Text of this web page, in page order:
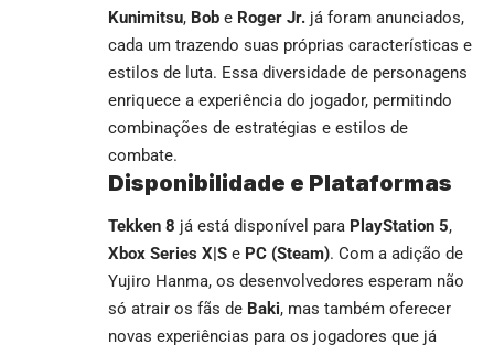
Kunimitsu, Bob e Roger Jr. já foram anunciados,
cada um trazendo suas próprias características e
estilos de luta. Essa diversidade de personagens
enriquece a experiência do jogador, permitindo
combinações de estratégias e estilos de
combate.
Disponibilidade e Plataformas
Tekken 8 já está disponível para PlayStation 5,
Xbox Series X|S e PC (Steam). Com a adição de
Yujiro Hanma, os desenvolvedores esperam não
só atrair os fãs de Baki, mas também oferecer
novas experiências para os jogadores que já